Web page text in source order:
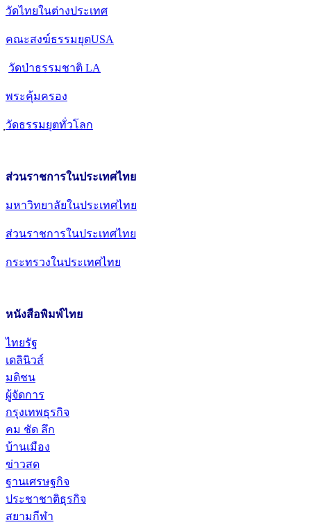
วัดไทยในต่างประเทศ
คณะสงฆ์ธรรมยุตUSA
วัดป่าธรรมชาติ LA
พระคุ้มครอง
วัดธรรมยุตทั่วโลก
ส่วนราชการในประเทศไทย
มหาวิทยาลัยในประเทศไทย
ส่วนราชการในประเทศไทย
กระทรวงในประเทศไทย
หนังสือพิมพ์ไทย
ไทยรัฐ
เดลินิวส์
มติชน
ผู้จัดการ
กรุงเทพธุรกิจ
คม ชัด ลึก
บ้านเมือง
ข่าวสด
ฐานเศรษฐกิจ
ประชาชาติธุรกิจ
สยามกีฬา